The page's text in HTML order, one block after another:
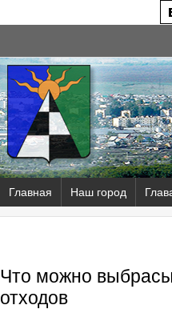
Главная Наш город
Что можно
отходов